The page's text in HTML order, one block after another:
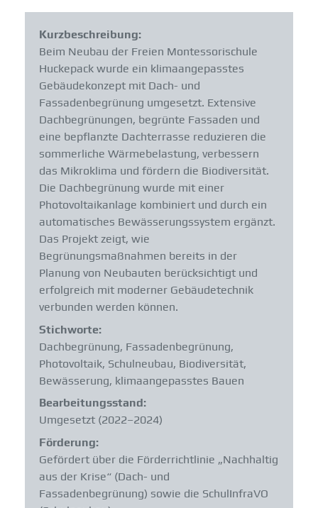
Kurzbeschreibung:
Beim Neubau der Freien Montessorischule
Huckepack wurde ein klimaangepasstes
Gebäudekonzept mit Dach- und
Fassadenbegrünung umgesetzt. Extensive
Dachbegrünungen, begrünte Fassaden und
eine bepflanzte Dachterrasse reduzieren die
sommerliche Wärmebelastung, verbessern
das Mikroklima und fördern die Biodiversität.
Die Dachbegrünung wurde mit einer
Photovoltaikanlage kombiniert und durch ein
automatisches Bewässerungssystem ergänzt.
Das Projekt zeigt, wie
Begrünungsmaßnahmen bereits in der
Planung von Neubauten berücksichtigt und
erfolgreich mit moderner Gebäudetechnik
verbunden werden können.
Stichworte:
Dachbegrünung, Fassadenbegrünung,
Photovoltaik, Schulneubau, Biodiversität,
Bewässerung, klimaangepasstes Bauen
Bearbeitungsstand:
Umgesetzt (2022–2024)
Förderung:
Gefördert über die Förderrichtlinie „Nachhaltig
aus der Krise“ (Dach- und
Fassadenbegrünung) sowie die SchulInfraVO